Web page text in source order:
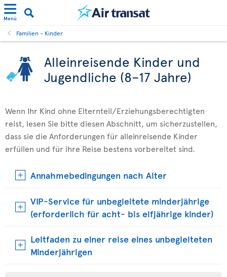
Menü
Familien - Kinder
Alleinreisende Kinder und
Jugendliche (8–17 Jahre)
Wenn Ihr Kind ohne Elternteil/Erziehungsberechtigten
reist, lesen Sie bitte diesen Abschnitt, um sicherzustellen,
dass sie die Anforderungen für alleinreisende Kinder
erfüllen und für ihre Reise bestens vorbereitet sind.
Annahmebedingungen nach Alter
VIP-Service für unbegleitete minderjährige
(erforderlich für acht- bis elfjährige kinder)
Leitfaden zu einer reise eines unbegleiteten
Minderjährigen